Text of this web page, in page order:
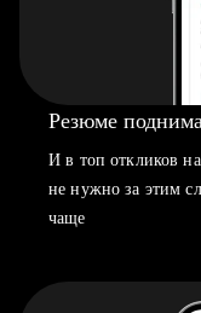
Резюме
И в топ откликов
не нужно за этим
чаще